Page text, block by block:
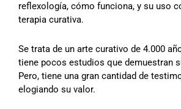
reflexología, cómo funciona, y su uso
terapia curativa.
Se trata de un arte curativo de 4.000
tiene pocos estudios que demuestran
Pero, tiene una gran cantidad de
elogiando su valor.